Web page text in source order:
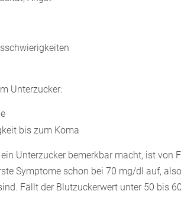
Unterzucker:
bis zum Koma
Unterzucker bemerkbar macht, ist von
Symptome schon bei 70 mg/dl auf,
Fällt der Blutzuckerwert unter 50 bis